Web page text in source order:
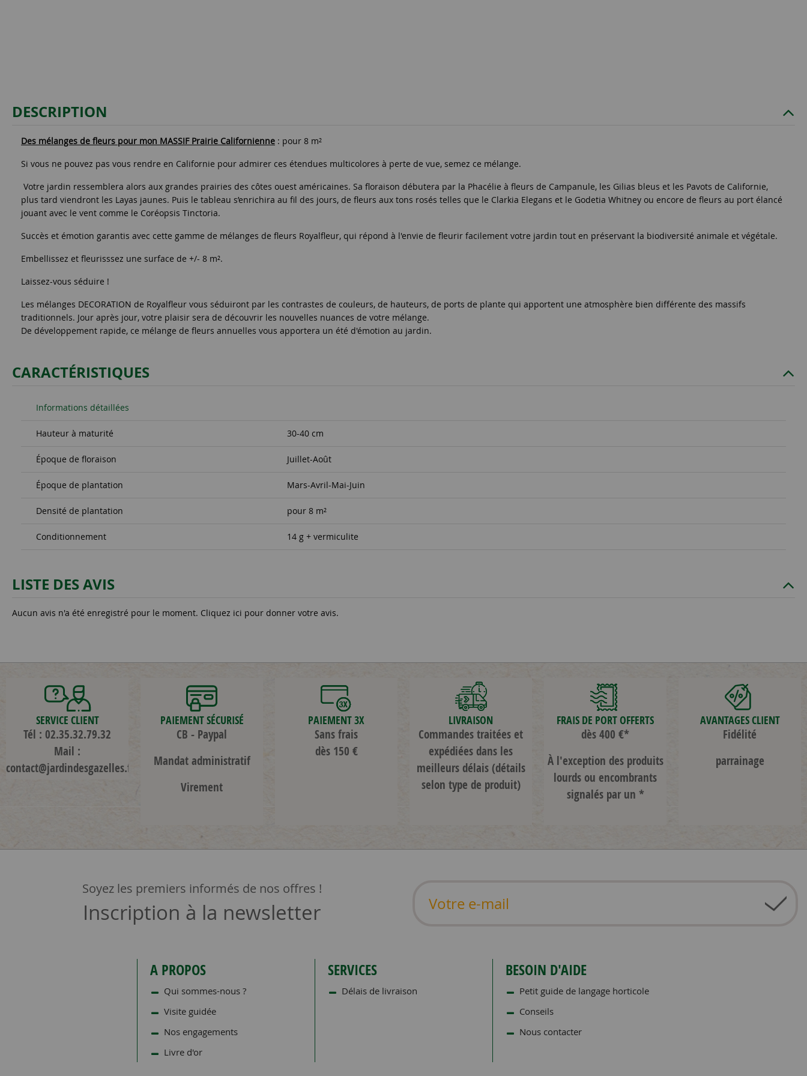
DESCRIPTION
Des mélanges de fleurs pour mon MASSIF Prairie Californienne : pour 8 m²
Si vous ne pouvez pas vous rendre en Californie pour admirer ces étendues multicolores à perte de vue, semez ce mélange.
Votre jardin ressemblera alors aux grandes prairies des côtes ouest américaines. Sa floraison débutera par la Phacélie à fleurs de Campanule, les Gilias bleus et les Pavots de Californie,
plus tard viendront les Layas jaunes. Puis le tableau s’enrichira au fil des jours, de fleurs aux tons rosés telles que le Clarkia Elegans et le Godetia Whitney ou encore de fleurs au port élancé
jouant avec le vent comme le Coréopsis Tinctoria.
Succès et émotion garantis avec cette gamme de mélanges de fleurs Royalfleur, qui répond à l'envie de fleurir facilement votre jardin tout en préservant la biodiversité animale et végétale.
Embellissez et fleurisssez une surface de +/- 8 m².
Laissez-vous séduire !
Les mélanges DECORATION de Royalfleur vous séduiront par les contrastes de couleurs, de hauteurs, de ports de plante qui apportent une atmosphère bien différente des massifs
traditionnels. Jour après jour, votre plaisir sera de découvrir les nouvelles nuances de votre mélange.
De développement rapide, ce mélange de fleurs annuelles vous apportera un été d'émotion au jardin.
CARACTÉRISTIQUES
Informations détaillées
Hauteur à maturité 30-40 cm
Époque de floraison Juillet-Août
Époque de plantation Mars-Avril-Mai-Juin
Densité de plantation pour 8 m²
Conditionnement 14 g + vermiculite
LISTE DES AVIS
Aucun avis n'a été enregistré pour le moment. Cliquez ici pour donner votre avis.
SERVICE CLIENT
Tél : 02.35.32.79.32
Mail :
contact@jardindesgazelles.fr
PAIEMENT SÉCURISÉ
CB - Paypal
Mandat administratif
Virement
PAIEMENT 3X
Sans frais
dès 150 €
LIVRAISON
Commandes traitées et
expédiées dans les
meilleurs délais(détails
selon type de produit)
FRAIS DE PORT OFFERTS
dès 400 €*
À l'exception des produits
lourds ou encombrants
signalés par un *
AVANTAGES CLIENT
Fidélité
parrainage
Soyez les premiers informés de nos offres !
Inscription à la newsletter
A PROPOS
Qui sommes-nous ?
Visite guidée
Nos engagements
Livre d'or
SERVICES
Délais de livraison
BESOIN D'AIDE
Petit guide de langage horticole
Conseils
Nous contacter